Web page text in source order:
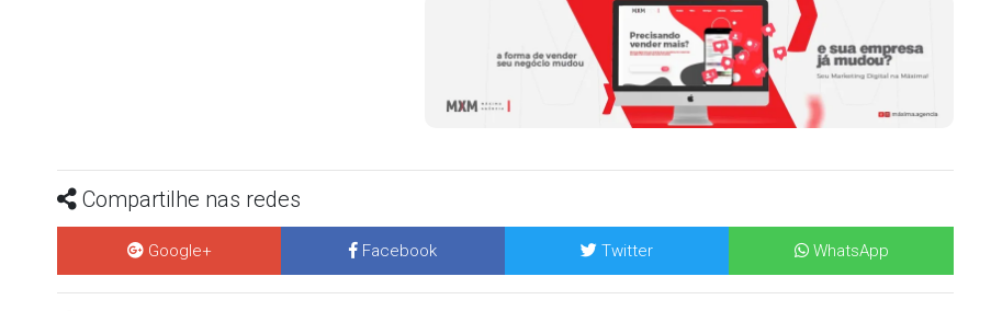
Compartilhe nas redes
Google+ Facebook Twitter WhatsApp